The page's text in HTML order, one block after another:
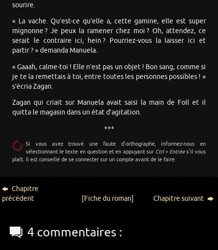
sourire.
« La vache. Qu’est-ce qu’elle a, cette gamine, elle est super
mignonne ? Je peux la ramener chez moi ? Oh, attendez, ce
serait le contraire ici, hein ? Pourriez-vous la laisser ici et
partir ? » demanda Manuela.
« Gaaah, calme-toi ! Elle n’est pas un objet ! Bon sang, comme si
je te la remettais à toi, entre toutes les personnes possibles ! »
s’écria Zagan.
Zagan qui criait sur Manuela avait saisi la main de Foll et il
quitta le magasin dans un état d’agitation.
***
Si vous avez trouvé une faute d’orthographe, informez-nous en
sélectionnant le texte en question et en appuyant sur Ctrl + Entrées’il vous
plaît. Il est conseillé de se connecter sur un compte avant de le faire.
Chapitre
précédent
[Fiche du roman] Chapitre suivant
4 commentaires :